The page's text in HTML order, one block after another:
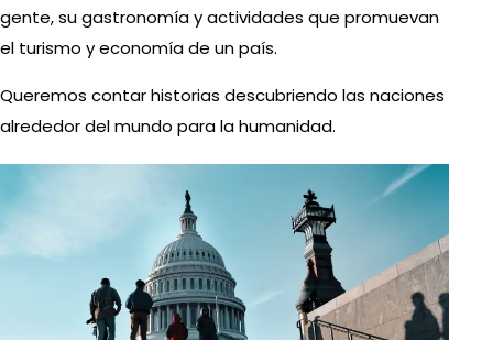
gente, su gastronomía y actividades que promuevan
el turismo y economía de un país.
Queremos contar historias descubriendo las naciones
alrededor del mundo para la humanidad.